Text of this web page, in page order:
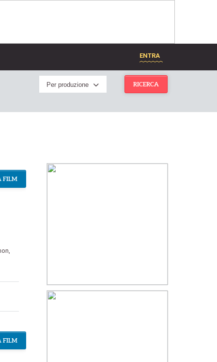
ENTRA
Per produzione RICERCA
,
FILM
FILM